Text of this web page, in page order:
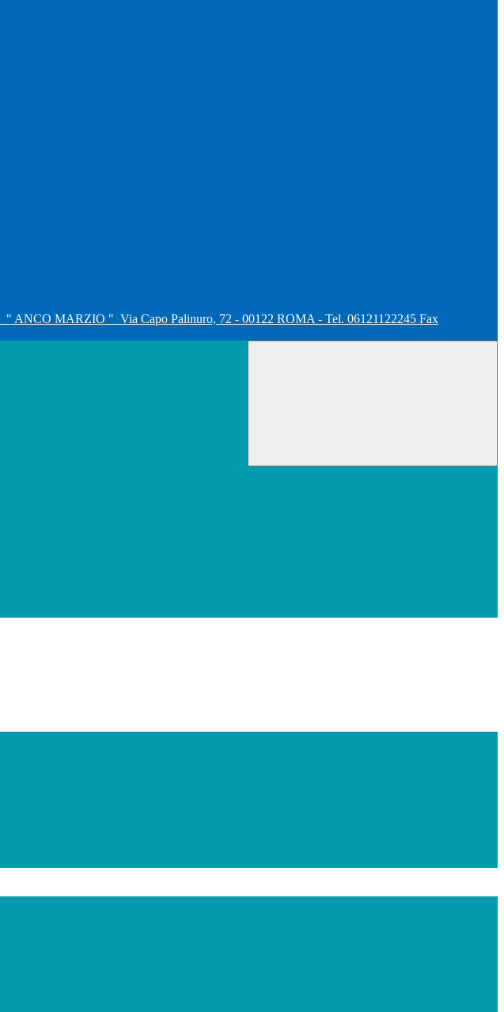
" ANCO MARZIO " Via Capo Palinuro, 72 - 00122 ROMA - Tel. 06121122245 Fax